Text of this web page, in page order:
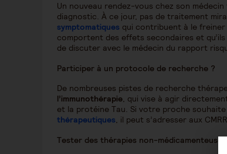
Un nouveau rendez-vous chez son
diagnostic. À ce jour, pas de traitement
symptomatiques qui contribuent à le freiner
comportent des effets secondaires et
de discuter avec le médecin du rapport
Participer à un protocole de recherche ?
De nombreuses pistes de recherche
l’immunothérapie, qui vise à agir
et la protéine Tau. Si votre proche
thérapeutiques, il peut s’adresser aux
Tester des thérapies non-